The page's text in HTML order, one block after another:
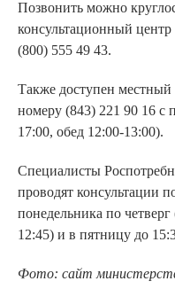
Позвонить можно
консультационный
(800) 555 49 43.
Также доступен
номеру (843) 221 90 16 с
17:00, обед 12:00-13:00).
Специалисты
проводят консультации
понедельника по
12:45) и в пятницу до
Фото: сайт